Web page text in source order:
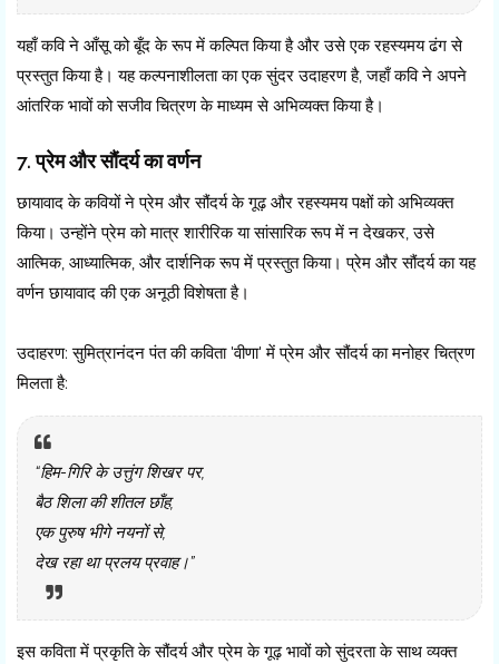
यहाँ कवि ने आँसू को बूँद के रूप में कल्पित किया है और उसे एक रहस्यमय ढंग से
प्रस्तुत किया है। यह कल्पनाशीलता का एक सुंदर उदाहरण है, जहाँ कवि ने अपने
आंतरिक भावों को सजीव चित्रण के माध्यम से अभिव्यक्त किया है।
7. प्रेम और सौंदर्य का वर्णन
छायावाद के कवियों ने प्रेम और सौंदर्य के गूढ़ और रहस्यमय पक्षों को अभिव्यक्त
किया। उन्होंने प्रेम को मात्र शारीरिक या सांसारिक रूप में न देखकर, उसे
आत्मिक, आध्यात्मिक, और दार्शनिक रूप में प्रस्तुत किया। प्रेम और सौंदर्य का यह
वर्णन छायावाद की एक अनूठी विशेषता है।
उदाहरण: सुमित्रानंदन पंत की कविता 'वीणा' में प्रेम और सौंदर्य का मनोहर चित्रण
मिलता है:
“हिम-गिरि के उत्तुंग शिखर पर,
बैठ शिला की शीतल छाँह,
एक पुरुष भीगे नयनों से,
देख रहा था प्रलय प्रवाह।”
इस कविता में प्रकृति के सौंदर्य और प्रेम के गूढ़ भावों को सुंदरता के साथ व्यक्त